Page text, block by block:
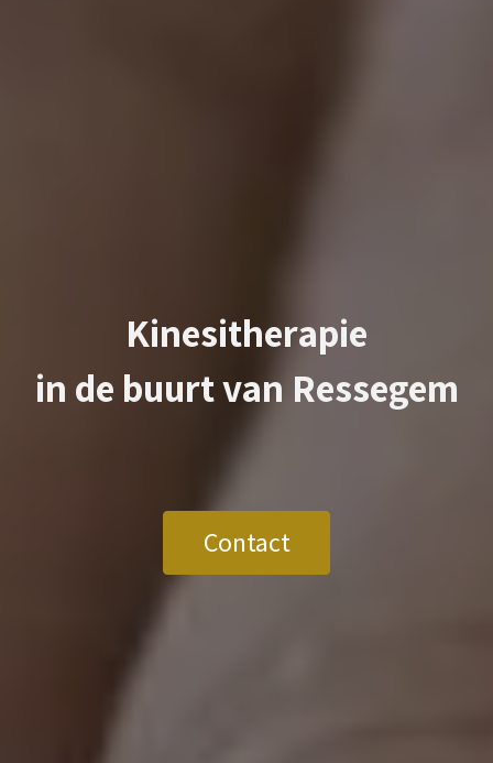
Kinesitherapie
in de buurt van Ressegem
Contact